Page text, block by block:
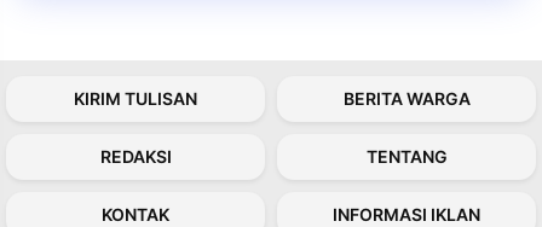
KIRIM TULISAN BERITA WARGA
REDAKSI TENTANG
KONTAK INFORMASI IKLAN